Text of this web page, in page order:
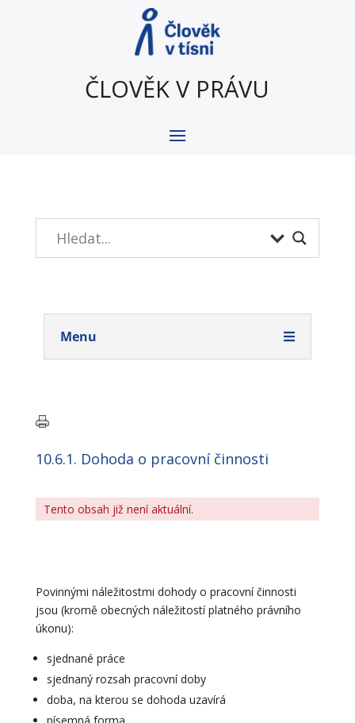
ČLOVĚK V PRÁVU
Menu
10.6.1. Dohoda o pracovní činnosti
Tento obsah již není aktuální.
Povinnými náležitostmi dohody o pracovní činnosti
jsou (kromě obecných náležitostí platného právního
úkonu):
sjednané práce
sjednaný rozsah pracovní doby
doba, na kterou se dohoda uzavírá